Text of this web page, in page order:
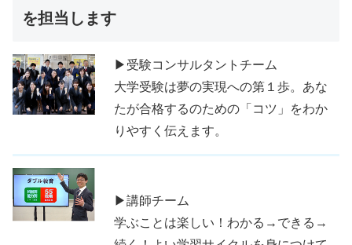
を担当します
▶受験コンサルタントチーム
大学受験は夢の実現への第１歩。あな
たが合格するのための「コツ」をわか
りやすく伝えます。
▶講師チーム
学ぶことは楽しい！わかる→できる→